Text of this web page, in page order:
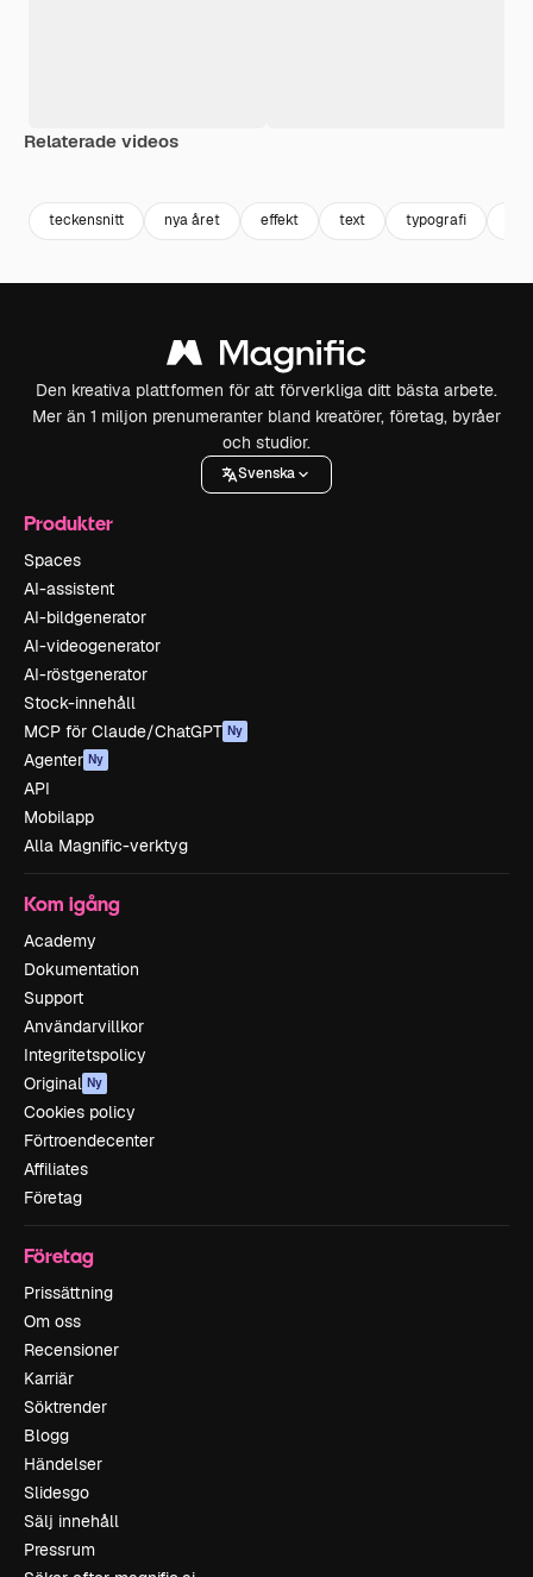
Relaterade videos
teckensnitt nya året effekt text typografi
Den kreativa plattformen för att förverkliga ditt bästa arbete.
Mer än 1 miljon prenumeranter bland kreatörer, företag, byråer
och studior.
Svenska
Produkter
Spaces
AI-assistent
AI-bildgenerator
AI-videogenerator
AI-röstgenerator
Stock-innehåll
MCP för Claude/ChatGPT Ny
Agenter Ny
API
Mobilapp
Alla Magnific-verktyg
Kom igång
Academy
Dokumentation
Support
Användarvillkor
Integritetspolicy
Original Ny
Cookies policy
Förtroendecenter
Affiliates
Företag
Företag
Prissättning
Om oss
Recensioner
Karriär
Söktrender
Blogg
Händelser
Slidesgo
Sälj innehåll
Pressrum